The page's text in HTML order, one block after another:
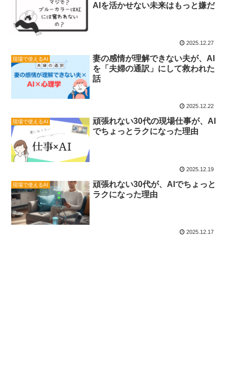
AIを活かせない未来はもっと嫌だ
2025.12.27
現場で使えるAI
妻の感情が理解できない夫が、AI
を「夫婦の通訳」にして救われた
話
2025.12.22
現場で使えるAI
頑張れない30代の現場仕事が、AI
でちょっとラクになった理由
2025.12.19
現場で使えるAI
頑張れない30代が、AIでちょっと
ラクになった理由
2025.12.17